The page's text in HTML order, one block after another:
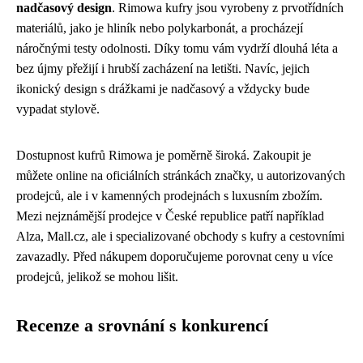
nadčasový design. Rimowa kufry jsou vyrobeny z prvotřídních
materiálů, jako je hliník nebo polykarbonát, a procházejí
náročnými testy odolnosti. Díky tomu vám vydrží dlouhá léta a
bez újmy přežijí i hrubší zacházení na letišti. Navíc, jejich
ikonický design s drážkami je nadčasový a vždycky bude
vypadat stylově.
Dostupnost kufrů Rimowa je poměrně široká. Zakoupit je
můžete online na oficiálních stránkách značky, u autorizovaných
prodejců, ale i v kamenných prodejnách s luxusním zbožím.
Mezi nejznámější prodejce v České republice patří například
Alza, Mall.cz, ale i specializované obchody s kufry a cestovními
zavazadly. Před nákupem doporučujeme porovnat ceny u více
prodejců, jelikož se mohou lišit.
Recenze a srovnání s konkurencí